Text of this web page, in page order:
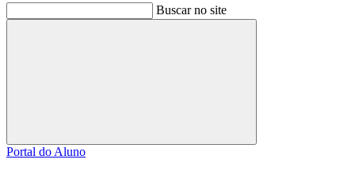
Buscar no site
Buscar
Portal do Aluno